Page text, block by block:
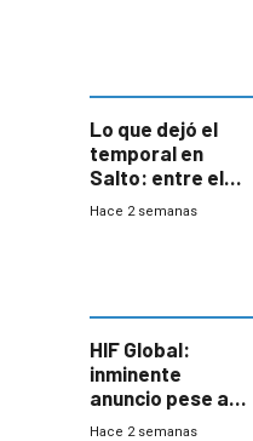
Lo que dejó el
temporal en
Salto: entre el
impacto
Hace 2 semanas
HIF Global:
inminente
anuncio pese a
declaración de
Hace 2 semanas